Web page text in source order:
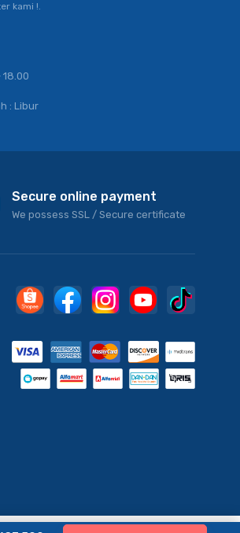
kami !.
18.00
: Libur
Secure online payment
We possess SSL / Secure сertificate